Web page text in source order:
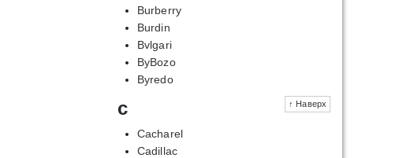
Burberry
Burdin
Bvlgari
ByBozo
Byredo
↑ Наверх
c
Cacharel
Cadillac